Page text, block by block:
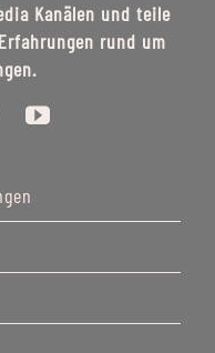
Kanälen und teile
rund um